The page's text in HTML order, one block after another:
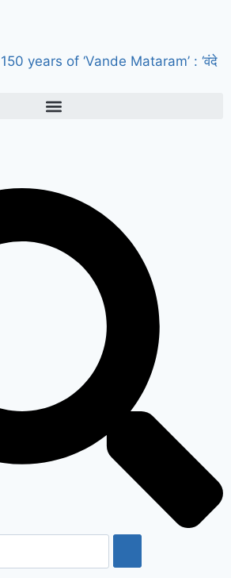
150 years of ‘Vande Mataram’ : ‘वंदे
land scam case में पूर्व CM भूपेंद्र हुड्डा
को हाईकोर्ट का झटका, अब CBI की स्पेशल
कोर्ट में होगी सुनवाई
Relief to farmers :
Haryana के किसानों को ‘नायाब’ राहत, CM
सैनी ने 6 महीने के लिए बिजली बिल किया माफ
Elderly people will get respect
and support : मोदी का यह कार्ड दिलाएगा
बुजुर्गों को सम्मान और सहारा ! PM Modi’s
Haryana visit finalized: इस दिन
हरियाणा दौरे पर आएंगे पीएम मोदी, इन
increase in the
salaries of employees : हरियाणा
सरकार का कर्मचारियों को ‘नायाब’ तोहफा, वेतन